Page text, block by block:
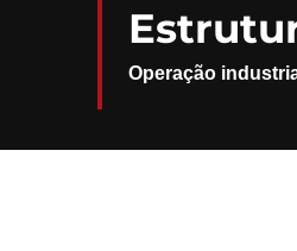
Operação